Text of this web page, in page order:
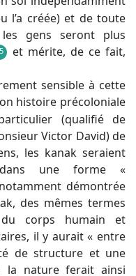
l’a créée) et de toute
les gens seront plus
et mérite, de ce fait,
sensible à cette
histoire précoloniale
(qualifié de
Victor David) de
les kanak seraient
une forme «
démontrée
des mêmes termes
corps humain et
il y aurait « entre
de structure et une
la nature ferait ainsi